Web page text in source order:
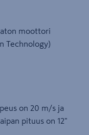
moottori
Technology)
on 20 m/s ja
pituus on 12"